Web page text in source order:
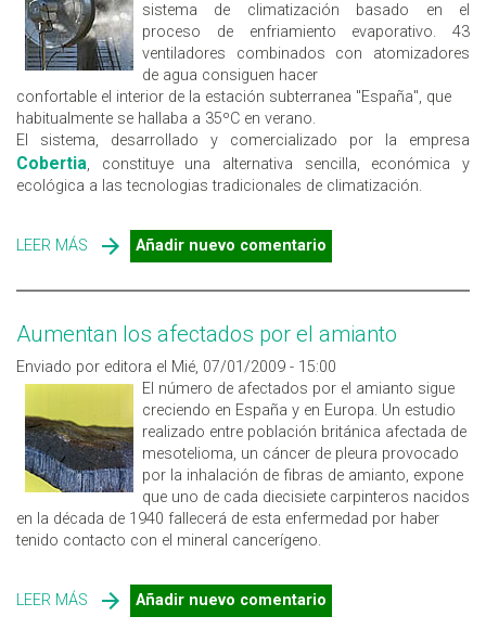
sistema de climatización basado en el
proceso de enfriamiento evaporativo. 43
ventiladores combinados con atomizadores
de agua consiguen hacer
confortable el interior de la estación subterranea "España", que
habitualmente se hallaba a 35ºC en verano.
El sistema, desarrollado y comercializado por la empresa
Cobertia, constituye una alternativa sencilla, económica y
ecológica a las tecnologias tradicionales de climatización.
LEER MÁS SOBRE CLIMATIZACIÓN POR ENFRIAMIENTO
EVAPORATIVO
Añadir nuevo comentario
Aumentan los afectados por el amianto
Enviado por editora el Mié, 07/01/2009 - 15:00
El número de afectados por el amianto sigue
creciendo en España y en Europa. Un estudio
realizado entre población británica afectada de
mesotelioma, un cáncer de pleura provocado
por la inhalación de fibras de amianto, expone
que uno de cada diecisiete carpinteros nacidos
en la década de 1940 fallecerá de esta enfermedad por haber
tenido contacto con el mineral cancerígeno.
LEER MÁS SOBRE AUMENTAN LOS AFECTADOS POR EL AMIANTO
Añadir nuevo comentario